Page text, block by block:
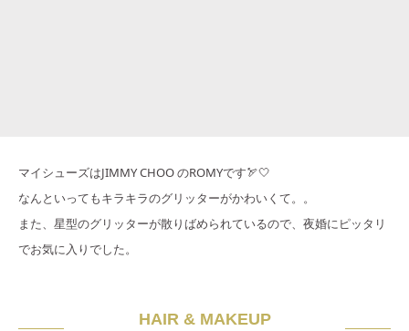
マイシューズはJIMMY CHOO のROMYです🏹🤍
なんといってもキラキラのグリッターがかわいくて。。
また、星型のグリッターが散りばめられているので、夜婚にピッタリ
でお気に入りでした。
HAIR & MAKEUP